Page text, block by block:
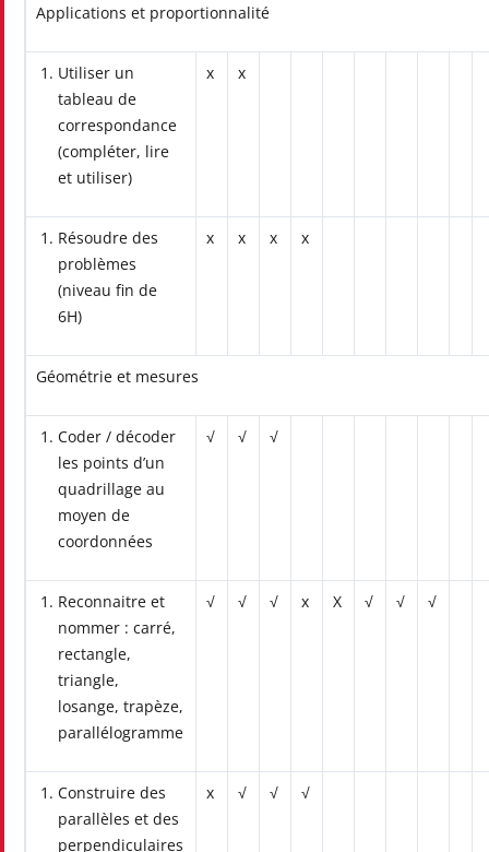
Applications et proportionnalité
Utiliser un
tableau de
correspondance
(compléter, lire
et utiliser)
x x
Résoudre des
problèmes
(niveau fin de
6H)
x x x x
Géométrie et mesures
Coder / décoder
les points d’un
quadrillage au
moyen de
coordonnées
√ √ √
Reconnaitre et
nommer : carré,
rectangle,
triangle,
losange, trapèze,
parallélogramme
√ √ √ x X √ √ √
Construire des
parallèles et des
perpendiculaires
x √ √ √